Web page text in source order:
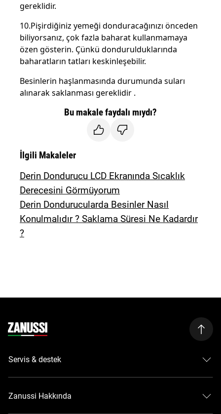
gereklidir.
10.Pişirdiğiniz yemeği donduracağınızı önceden
biliyorsanız, çok fazla baharat kullanmamaya
özen gösterin. Çünkü dondurulduklarında
baharatların tatları keskinleşebilir.
Besinlerin haşlanmasında durumunda suları
alınarak saklanması gereklidir .
Bu makale faydalı mıydı?
İlgili Makaleler
Derin Dondurucu LCD Ekranında Sıcaklık
Derecesini Görmüyorum
Derin Dondurucularda Besinler Nasıl
Konulmalıdır ? Saklama Süresi Ne Kadardır
?
Servis & destek
Zanussi Hakkında